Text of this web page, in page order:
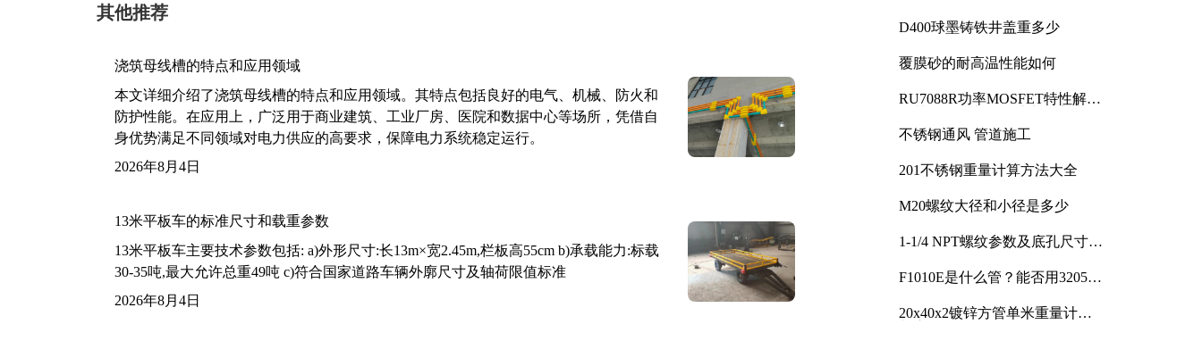
其他推荐
浇筑母线槽的特点和应用领域
本文详细介绍了浇筑母线槽的特点和应用领域。其特点包括良好的电气、机械、防火和
防护性能。在应用上，广泛用于商业建筑、工业厂房、医院和数据中心等场所，凭借自
身优势满足不同领域对电力供应的高要求，保障电力系统稳定运行。
2026年8月4日
13米平板车的标准尺寸和载重参数
13米平板车主要技术参数包括: a)外形尺寸:长13m×宽2.45m,栏板高55cm b)承载能力:标载
30-35吨,最大允许总重49吨 c)符合国家道路车辆外廓尺寸及轴荷限值标准
2026年8月4日
D400球墨铸铁井盖重多少
覆膜砂的耐高温性能如何
RU7088R功率MOSFET特性解析
不锈钢通风 管道施工
201不锈钢重量计算方法大全
M20螺纹大径和小径是多少
1-1/4 NPT螺纹参数及底孔尺寸详
F1010E是什么管？能否用3205或
20x40x2镀锌方管单米重量计算